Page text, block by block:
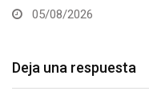
05/08/2026
Deja una respuesta